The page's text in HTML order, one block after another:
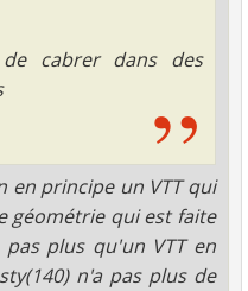
cabrer dans des
en principe un VTT qui
géométrie qui est faite
plus qu'un VTT en
n'a pas plus de